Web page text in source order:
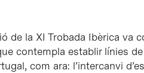
de la XI Trobada Ibèrica va
contempla establir línies
com ara: l’intercanvi